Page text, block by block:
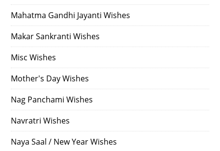
Mahatma Gandhi Jayanti Wishes
Makar Sankranti Wishes
Misc Wishes
Mother's Day Wishes
Nag Panchami Wishes
Navratri Wishes
Naya Saal / New Year Wishes